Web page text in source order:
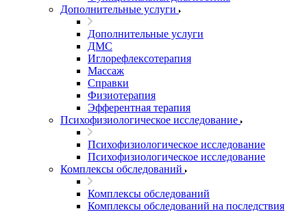
Дополнительные услуги
Дополнительные услуги
ДМС
Иглорефлексотерапия
Массаж
Справки
Физиотерапия
Эфферентная терапия
Психофизиологическое исследование
Психофизиологическое исследование
Психофизиологическое исследование
Комплексы обследований
Комплексы обследований
Комплексы обследований на последствия